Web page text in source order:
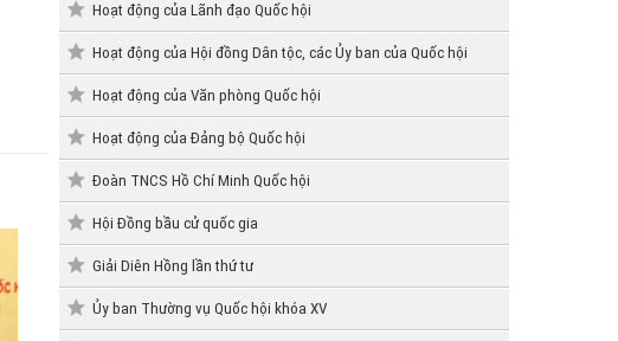
Hoạt động của Lãnh đạo Quốc hội
Hoạt động của Hội đồng Dân tộc, các Ủy ban của Quốc hội
Hoạt động của Văn phòng Quốc hội
Hoạt động của Đảng bộ Quốc hội
Đoàn TNCS Hồ Chí Minh Quốc hội
Hội Đồng bầu cử quốc gia
Giải Diên Hồng lần thứ tư
Ủy ban Thường vụ Quốc hội khóa XV